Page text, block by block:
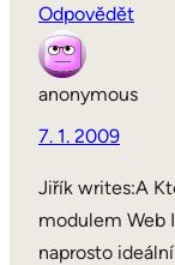
Odpovědět
anonymous
7. 1. 2009
Jiřík writes:A
modulem Web
naprosto